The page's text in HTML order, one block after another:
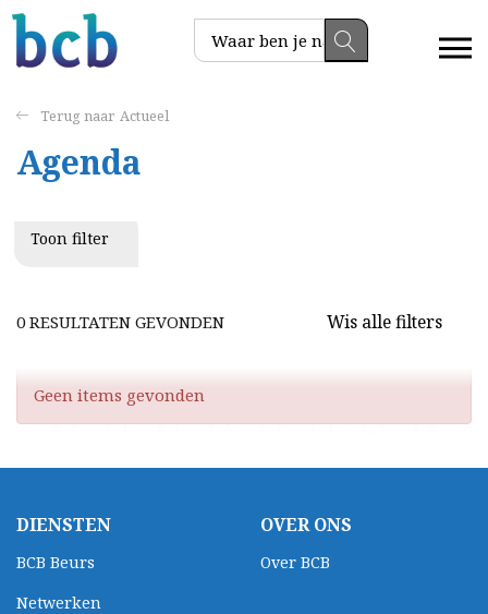
Actueel
Agenda
Toon filter
0 RESULTATEN GEVONDEN Wis alle filters
Geen items gevonden
DIENSTEN
BCB Beurs
Netwerken
OVER ONS
Over BCB